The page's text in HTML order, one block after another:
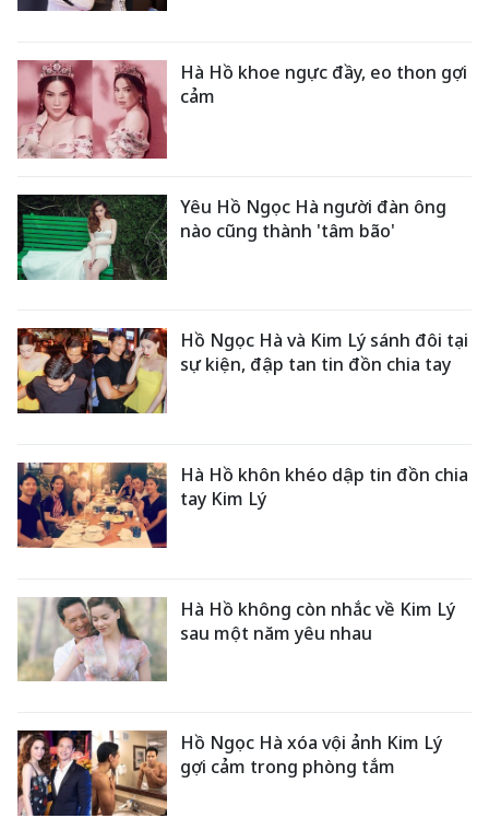
Hà Hồ khoe ngực đầy, eo thon gợi
cảm
Yêu Hồ Ngọc Hà người đàn ông
nào cũng thành 'tâm bão'
Hồ Ngọc Hà và Kim Lý sánh đôi tại
sự kiện, đập tan tin đồn chia tay
Hà Hồ khôn khéo dập tin đồn chia
tay Kim Lý
Hà Hồ không còn nhắc về Kim Lý
sau một năm yêu nhau
Hồ Ngọc Hà xóa vội ảnh Kim Lý
gợi cảm trong phòng tắm